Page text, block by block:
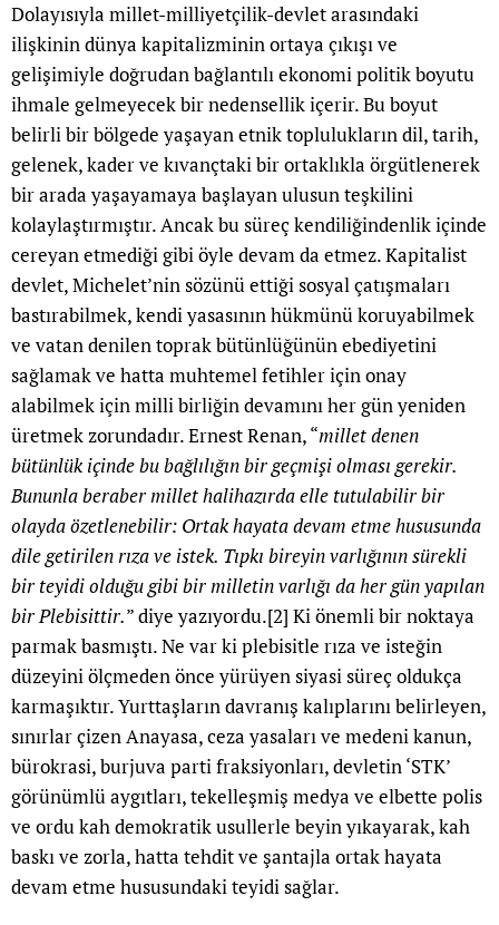
Dolayısıyla millet-milliyetçilik-devlet arasındaki
ilişkinin dünya kapitalizminin ortaya çıkışı ve
gelişimiyle doğrudan bağlantılı ekonomi politik boyutu
ihmale gelmeyecek bir nedensellik içerir. Bu boyut
belirli bir bölgede yaşayan etnik toplulukların dil, tarih,
gelenek, kader ve kıvançtaki bir ortaklıkla örgütlenerek
bir arada yaşayamaya başlayan ulusun teşkilini
kolaylaştırmıştır. Ancak bu süreç kendiliğindenlik içinde
cereyan etmediği gibi öyle devam da etmez. Kapitalist
devlet, Michelet’nin sözünü ettiği sosyal çatışmaları
bastırabilmek, kendi yasasının hükmünü koruyabilmek
ve vatan denilen toprak bütünlüğünün ebediyetini
sağlamak ve hatta muhtemel fetihler için onay
alabilmek için milli birliğin devamını her gün yeniden
üretmek zorundadır. Ernest Renan, “millet denen
bütünlük içinde bu bağlılığın bir geçmişi olması gerekir.
Bununla beraber millet halihazırda elle tutulabilir bir
olayda özetlenebilir: Ortak hayata devam etme hususunda
dile getirilen rıza ve istek. Tıpkı bireyin varlığının sürekli
bir teyidi olduğu gibi bir milletin varlığı da her gün yapılan
bir Plebisittir.” diye yazıyordu.[2] Ki önemli bir noktaya
parmak basmıştı. Ne var ki plebisitle rıza ve isteğin
düzeyini ölçmeden önce yürüyen siyasi süreç oldukça
karmaşıktır. Yurttaşların davranış kalıplarını belirleyen,
sınırlar çizen Anayasa, ceza yasaları ve medeni kanun,
bürokrasi, burjuva parti fraksiyonları, devletin ‘STK’
görünümlü aygıtları, tekelleşmiş medya ve elbette polis
ve ordu kah demokratik usullerle beyin yıkayarak, kah
baskı ve zorla, hatta tehdit ve şantajla ortak hayata
devam etme hususundaki teyidi sağlar.